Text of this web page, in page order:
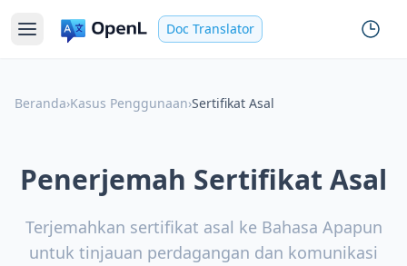
Doc Translator
Beranda›Kasus Penggunaan›Sertifikat Asal
Penerjemah Sertifikat Asal
Terjemahkan sertifikat asal ke Bahasa Apapun
untuk tinjauan perdagangan dan komunikasi